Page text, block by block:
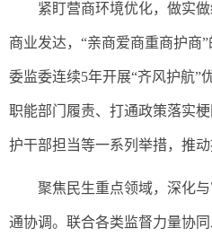
紧盯营商环境优化，做实做
商业发达，“亲商爱商重商护商
委监委连续5年开展“齐风护航”
职能部门履责、打通政策落实
护干部担当等一系列举措，推动
聚焦民生重点领域，深化与
通协调。联合各类监督力量协